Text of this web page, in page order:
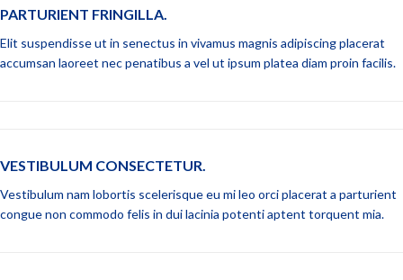
PARTURIENT FRINGILLA.
Elit suspendisse ut in senectus in vivamus magnis adipiscing placerat
accumsan laoreet nec penatibus a vel ut ipsum platea diam proin facilis.
VESTIBULUM CONSECTETUR.
Vestibulum nam lobortis scelerisque eu mi leo orci placerat a parturient
congue non commodo felis in dui lacinia potenti aptent torquent mia.